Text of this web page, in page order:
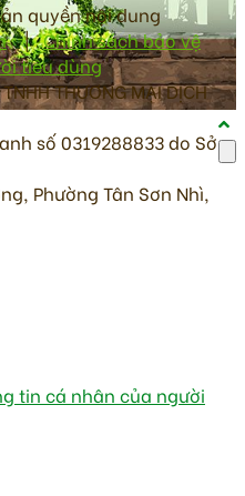
quyền nội dung
|Chính sách bảo vệ
tiêu dùng
THƯƠNG MẠI DỊCH
số 0319288833 do Sở
Phường Tân Sơn Nhì,
tin cá nhân của người